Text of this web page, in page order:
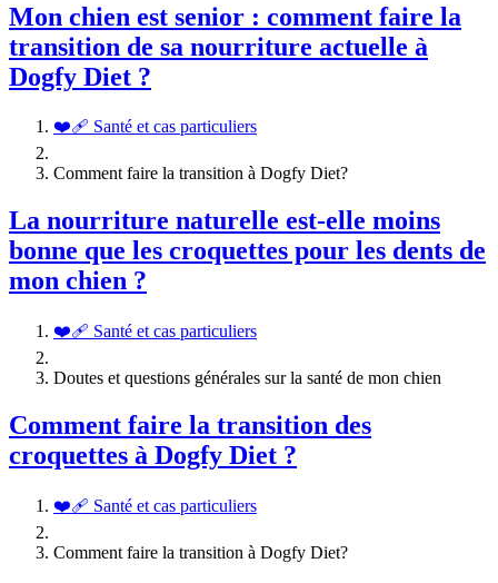
Mon chien est senior : comment faire la
transition de sa nourriture actuelle à
Dogfy Diet ?
❤️‍🩹 Santé et cas particuliers
Comment faire la transition à Dogfy Diet?
La nourriture naturelle est-elle moins
bonne que les croquettes pour les dents de
mon chien ?
❤️‍🩹 Santé et cas particuliers
Doutes et questions générales sur la santé de mon chien
Comment faire la transition des
croquettes à Dogfy Diet ?
❤️‍🩹 Santé et cas particuliers
Comment faire la transition à Dogfy Diet?